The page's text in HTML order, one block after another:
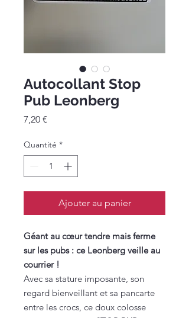
Autocollant Stop
Pub Leonberg
7,20 €
Quantité *
Ajouter au panier
Géant au cœur tendre mais ferme
sur les pubs : ce Leonberg veille au
courrier !
Avec sa stature imposante, son
regard bienveillant et sa pancarte
entre les crocs, ce doux colosse